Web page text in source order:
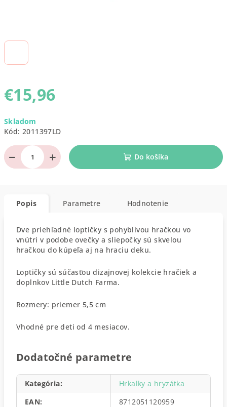
€15,96
cena:
Skladom
Kód: 2011397LD
+
− Do košíka
Popis Parametre Hodnotenie
Dve priehľadné loptičky s pohyblivou hračkou vo
vnútri v podobe ovečky a sliepočky sú skvelou
hračkou do kúpeľa aj na hraciu deku.
Loptičky sú súčasťou dizajnovej kolekcie hračiek a
doplnkov Little Dutch Farma.
Rozmery: priemer 5,5 cm
Vhodné pre deti od 4 mesiacov.
Dodatočné parametre
Kategória:
Hrkalky a hryzátka
EAN:
8712051120959